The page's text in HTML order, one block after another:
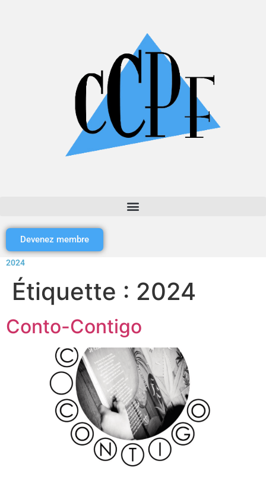
Devenez membre
2024
Étiquette : 2024
Conto-Contigo